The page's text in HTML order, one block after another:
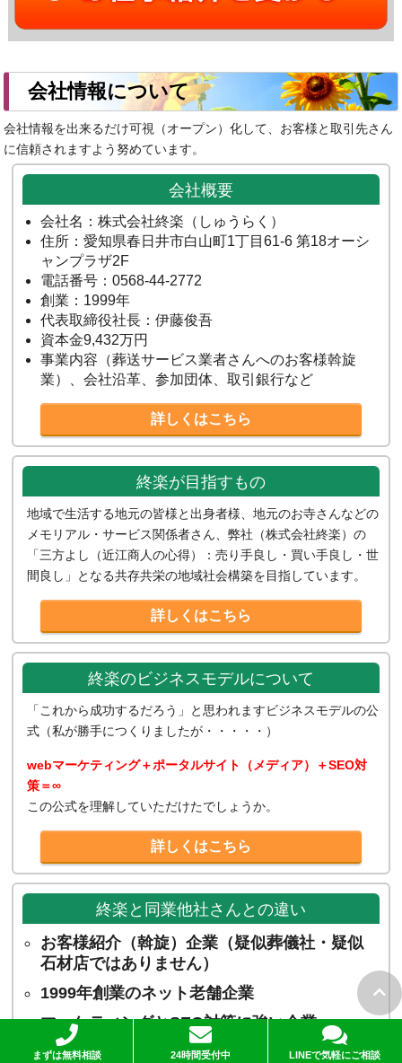
会社情報について
会社情報を出来るだけ可視（オープン）化して、お客様と取引先さん
に信頼されますよう努めています。
会社概要
会社名：株式会社終楽（しゅうらく）
住所：愛知県春日井市白山町1丁目61-6 第18オーシ
ャンプラザ2F
電話番号：0568-44-2772
創業：1999年
代表取締役社長：伊藤俊吾
資本金9,432万円
事業内容（葬送サービス業者さんへのお客様斡旋
業）、会社沿革、参加団体、取引銀行など
詳しくはこちら
終楽が目指すもの
地域で生活する地元の皆様と出身者様、地元のお寺さんなどの
メモリアル・サービス関係者さん、弊社（株式会社終楽）の
「三方よし（近江商人の心得）：売り手良し・買い手良し・世
間良し」となる共存共栄の地域社会構築を目指しています。
詳しくはこちら
終楽のビジネスモデルについて
「これから成功するだろう」と思われますビジネスモデルの公
式（私が勝手につくりましたが・・・・・）
webマーケティング＋ポータルサイト（メディア）＋SEO対
策＝∞
この公式を理解していただけたでしょうか。
詳しくはこちら
終楽と同業他社さんとの違い
お客様紹介（斡旋）企業（疑似葬儀社・疑似
石材店ではありません）
1999年創業のネット老舗企業
マーケティングとSEO対策に強い企業
葬送サービスに特化した企業
まずは無料相談 24時間受付中 LINEで気軽にご相談